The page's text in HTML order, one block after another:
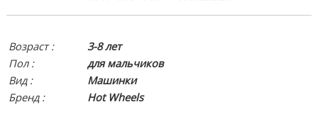
Возраст :
3-8 лет
Пол :
для мальчиков
Вид :
Машинки
Бренд :
Hot Wheels